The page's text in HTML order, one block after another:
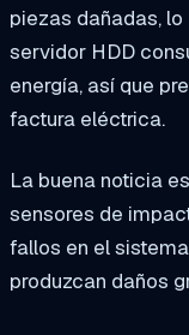
piezas dañadas,
servidor HDD
energía, así que
factura eléctrica.
La buena noticia
sensores de
fallos en el
produzcan daños